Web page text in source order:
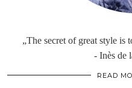
„The secret of great style
- Inès de
READ